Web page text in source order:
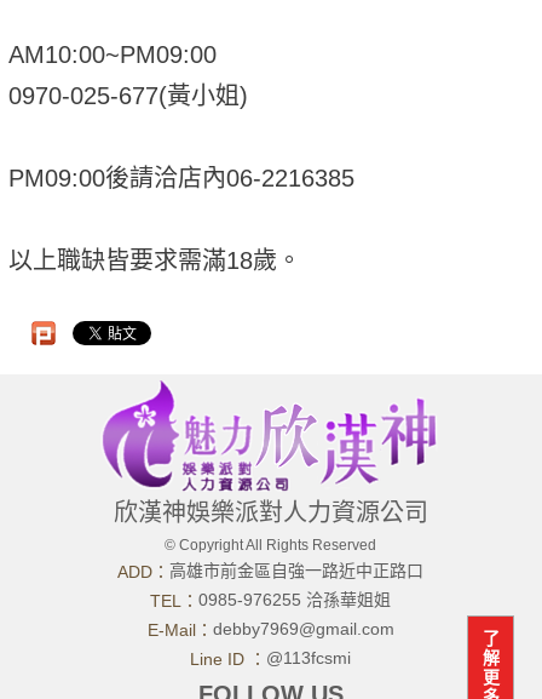
AM10:00~PM09:00
0970-025-677(黃小姐)
PM09:00後請洽店內06-2216385
以上職缺皆要求需滿18歲。
了
解
更
欣漢神娛樂派對人力資源公司
© Copyright All Rights Reserved
ADD： 高雄市前金區自強一路近中正路口
TEL：0985-976255 洽孫華姐姐
E-Mail： debby7969@gmail.com
Line ID ： @113fcsmi
FOLLOW US